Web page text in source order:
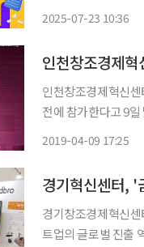
2025-07-23 10:36
인천창조경제혁신
전에 참가한다고 9일 밝혔다. 대한민국 국제물류산업대전은 우리
2019-04-09 17:25
경기혁신센터, '
경기창조경제혁신
트업의 글로벌 진출